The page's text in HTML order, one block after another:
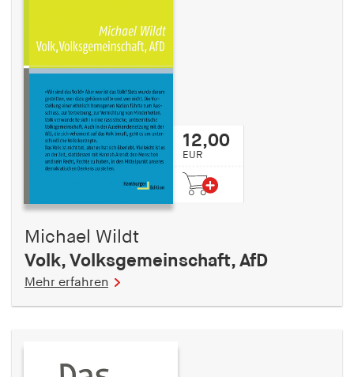
12,00
EUR
Michael Wildt
Volk, Volksgemeinschaft, AfD
Mehr erfahren